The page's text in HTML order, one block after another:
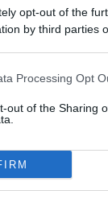
opt-out of the
by third parties
also be
third parties.
Processing Opt
out of the Sharing
PREFERENZE